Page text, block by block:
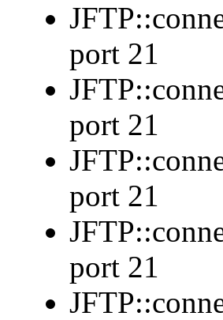
port 21
port 21
port 21
port 21